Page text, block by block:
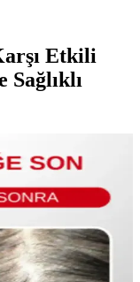
Etkili
Sağlıklı